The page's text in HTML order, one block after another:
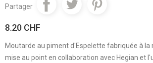
Partager
8.20 CHF
Moutarde au piment d'Espelette fabriquée à la
mise au point en collaboration avec Hegian et